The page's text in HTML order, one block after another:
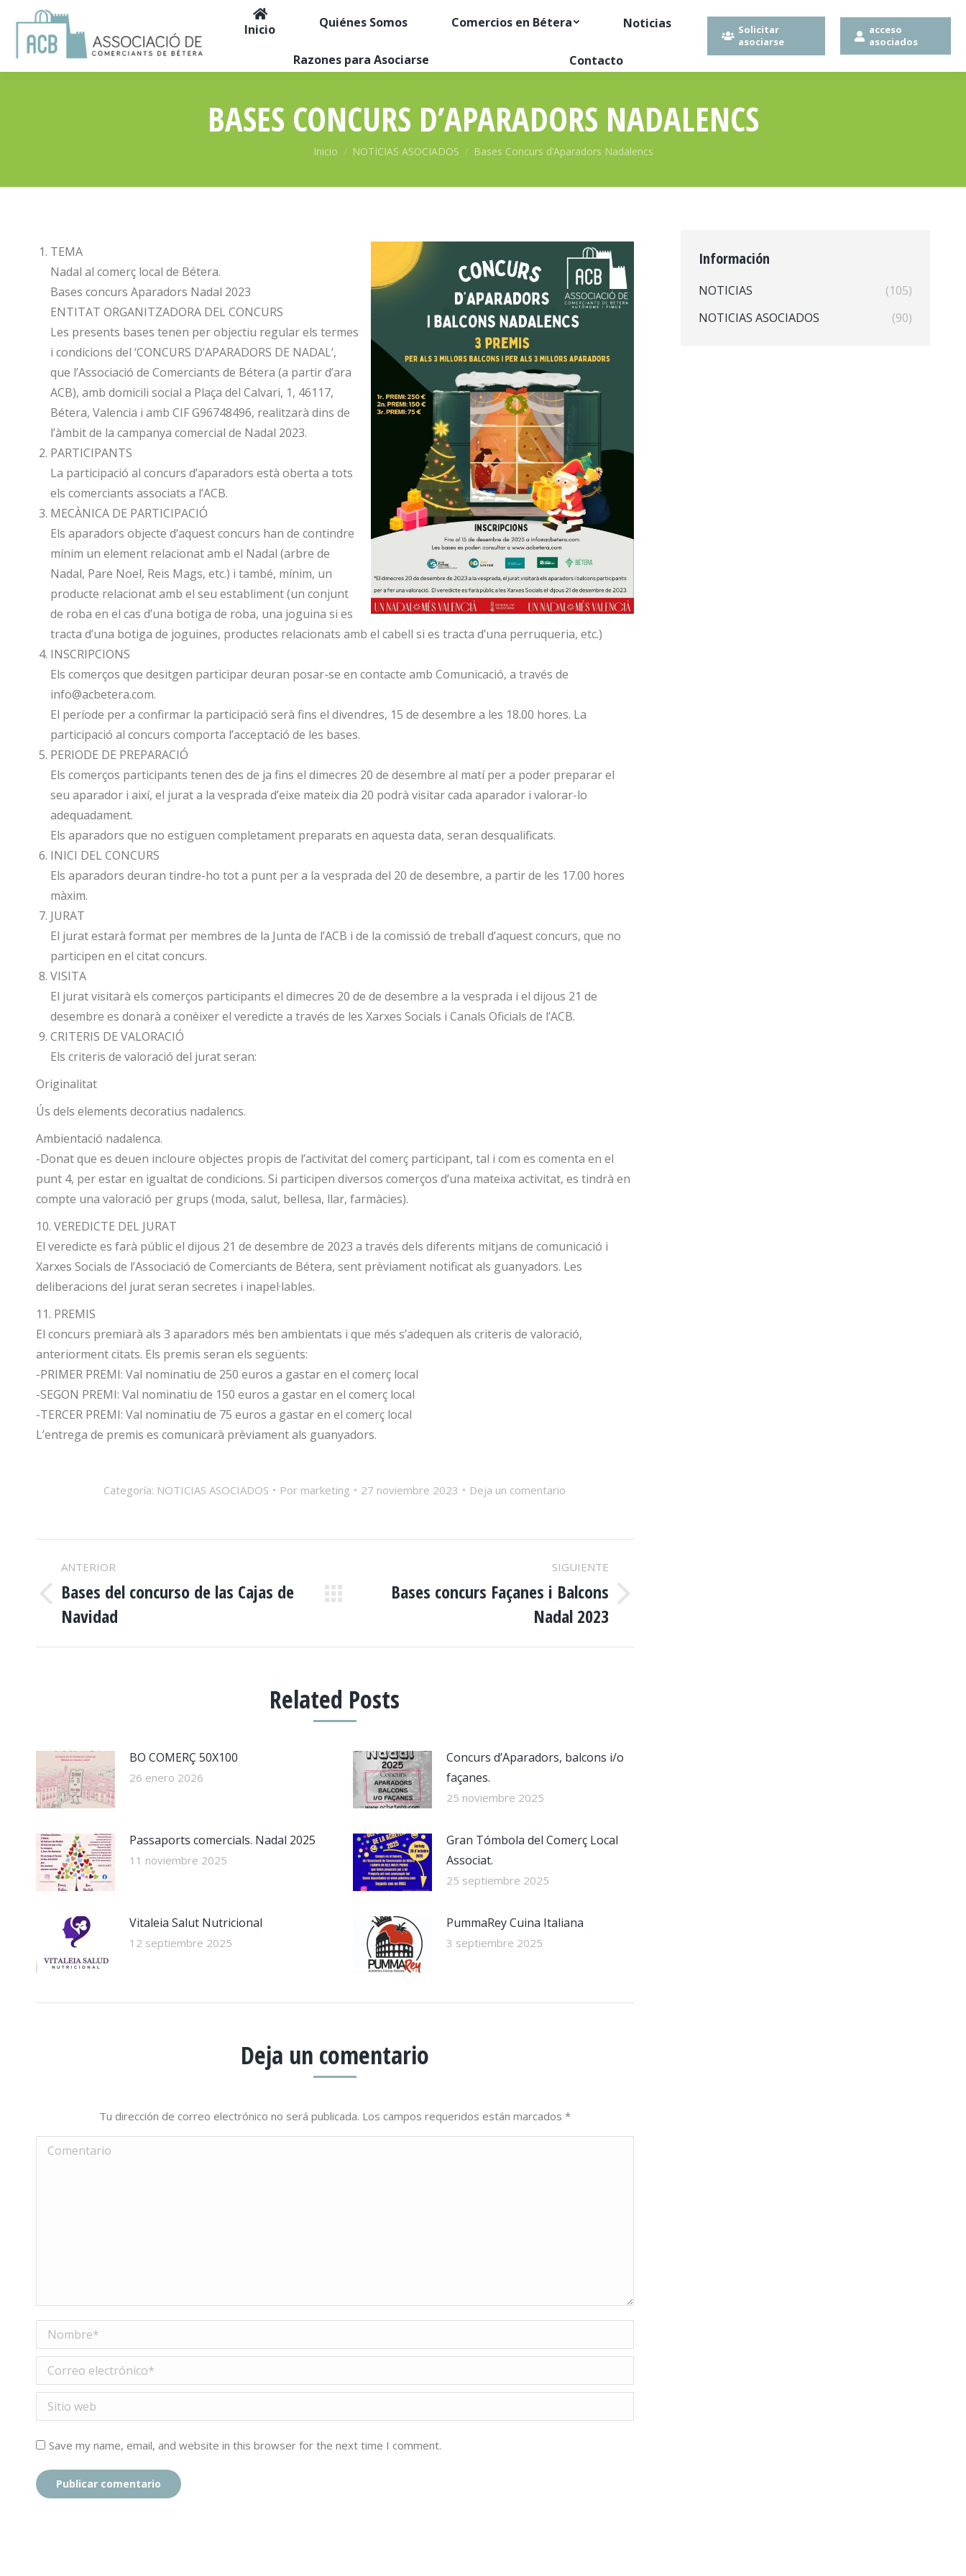
Inicio Quiénes Somos Comercios en Bétera Noticias
Razones para Asociarse Contacto
Solicitar
asociarse
acceso
asociados
BASES CONCURS D’APARADORS NADALENCS
Estás aquí:
Inicio NOTICIAS ASOCIADOS Bases Concurs d’Aparadors Nadalencs
TEMA
Nadal al comerç local de Bétera.
Bases concurs Aparadors Nadal 2023
ENTITAT ORGANITZADORA DEL CONCURS
Les presents bases tenen per objectiu regular els termes
i condicions del ‘CONCURS D’APARADORS DE NADAL’,
que l’Associació de Comerciants de Bétera (a partir d’ara
ACB), amb domicili social a Plaça del Calvari, 1, 46117,
Bétera, Valencia i amb CIF G96748496, realitzarà dins de
l’àmbit de la campanya comercial de Nadal 2023.
PARTICIPANTS
La participació al concurs d’aparadors està oberta a tots
els comerciants associats a l’ACB.
MECÀNICA DE PARTICIPACIÓ
Els aparadors objecte d’aquest concurs han de contindre
mínim un element relacionat amb el Nadal (arbre de
Nadal, Pare Noel, Reis Mags, etc.) i també, mínim, un
producte relacionat amb el seu establiment (un conjunt
de roba en el cas d’una botiga de roba, una joguina si es
tracta d’una botiga de joguines, productes relacionats amb el cabell si es tracta d’una perruqueria, etc.)
INSCRIPCIONS
Els comerços que desitgen participar deuran posar-se en contacte amb Comunicació, a través de
info@acbetera.com.
El període per a confirmar la participació serà fins el divendres, 15 de desembre a les 18.00 hores. La
participació al concurs comporta l’acceptació de les bases.
PERIODE DE PREPARACIÓ
Els comerços participants tenen des de ja fins el dimecres 20 de desembre al matí per a poder preparar el
seu aparador i així, el jurat a la vesprada d’eixe mateix dia 20 podrà visitar cada aparador i valorar-lo
adequadament.
Els aparadors que no estiguen completament preparats en aquesta data, seran desqualificats.
INICI DEL CONCURS
Els aparadors deuran tindre-ho tot a punt per a la vesprada del 20 de desembre, a partir de les 17.00 hores
màxim.
JURAT
El jurat estarà format per membres de la Junta de l’ACB i de la comissió de treball d’aquest concurs, que no
participen en el citat concurs.
VISITA
El jurat visitarà els comerços participants el dimecres 20 de de desembre a la vesprada i el dijous 21 de
desembre es donarà a conèixer el veredicte a través de les Xarxes Socials i Canals Oficials de l’ACB.
CRITERIS DE VALORACIÓ
Els criteris de valoració del jurat seran:
Originalitat
Ús dels elements decoratius nadalencs.
Ambientació nadalenca.
-Donat que es deuen incloure objectes propis de l’activitat del comerç participant, tal i com es comenta en el
punt 4, per estar en igualtat de condicions. Si participen diversos comerços d’una mateixa activitat, es tindrà en
compte una valoració per grups (moda, salut, bellesa, llar, farmàcies).
10. VEREDICTE DEL JURAT
El veredicte es farà públic el dijous 21 de desembre de 2023 a través dels diferents mitjans de comunicació i
Xarxes Socials de l’Associació de Comerciants de Bétera, sent prèviament notificat als guanyadors. Les
deliberacions del jurat seran secretes i inapel·lables.
11. PREMIS
El concurs premiarà als 3 aparadors més ben ambientats i que més s’adequen als criteris de valoració,
anteriorment citats. Els premis seran els següents:
-PRIMER PREMI: Val nominatiu de 250 euros a gastar en el comerç local
-SEGON PREMI: Val nominatiu de 150 euros a gastar en el comerç local
-TERCER PREMI: Val nominatiu de 75 euros a gastar en el comerç local
L’entrega de premis es comunicarà prèviament als guanyadors.
Categoría: NOTICIAS ASOCIADOS Por marketing 27 noviembre 2023 Deja un comentario
NAVEGACIÓN
ENTRE
PUBLICACIONES
ANTERIOR
Publicación
anterior:
Bases del concurso de las Cajas de
Navidad
SIGUIENTE
Publicación
Bases concurs Façanes i Balcons
Nadal 2023
Related Posts
BO COMERÇ 50X100
26 enero 2026
Concurs d’Aparadors, balcons i/o
façanes.
25 noviembre 2025
Passaports comercials. Nadal 2025
11 noviembre 2025
Gran Tómbola del Comerç Local
Associat.
25 septiembre 2025
Vitaleia Salut Nutricional
12 septiembre 2025
PummaRey Cuina Italiana
3 septiembre 2025
Deja un comentario
Tu dirección de correo electrónico no será publicada. Los campos requeridos están marcados *
Comentario
Nombre *
Correo electrónico *
Sitio web
Save my name, email, and website in this browser for the next time I comment.
Publicar comentario
Información
NOTICIAS
(105)
NOTICIAS ASOCIADOS
(90)